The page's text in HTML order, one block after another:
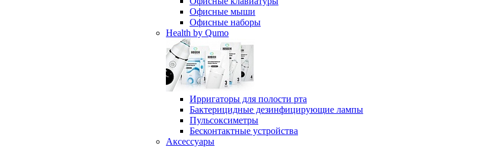
Офисные мыши
Офисные наборы
Health by Qumo
Ирригаторы для полости рта
Бактерицидные дезинфицирующие лампы
Пульсоксиметры
Бесконтактные устройства
Аксессуары